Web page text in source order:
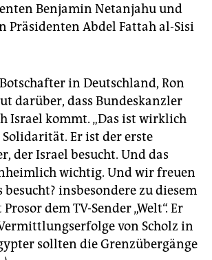
Benjamin Netanjahu und
Präsidenten Abdel Fattah al-Sisi
in Deutschland, Ron
darüber, dass Bundeskanzler
Israel kommt. „Das ist wirklich
Er ist der erste
der Israel besucht. Und das
wichtig. Und wir freuen
besucht? insbesondere zu diesem
dem TV-Sender „Welt“. Er
von Scholz in
sollten die Grenzübergänge